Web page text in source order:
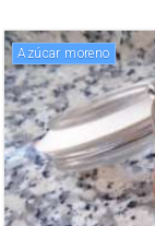
Azúcar moreno